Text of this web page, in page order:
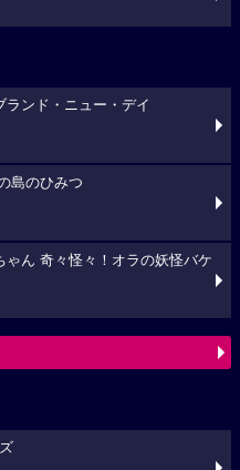
ンド・ニュー・デイ
島のひみつ
ん 奇々怪々！オラの妖怪バケ